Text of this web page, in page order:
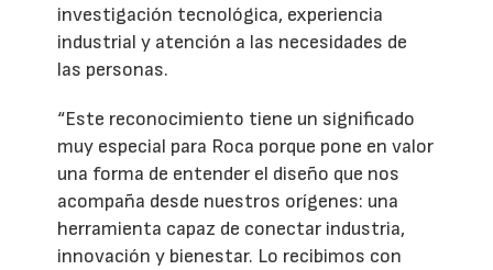
investigación tecnológica, experiencia
industrial y atención a las necesidades de
las personas.
“Este reconocimiento tiene un significado
muy especial para Roca porque pone en valor
una forma de entender el diseño que nos
acompaña desde nuestros orígenes: una
herramienta capaz de conectar industria,
innovación y bienestar. Lo recibimos con